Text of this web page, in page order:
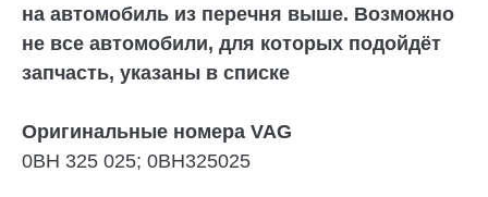
на автомобиль из перечня выше. Возможно
не все автомобили, для которых подойдёт
запчасть, указаны в списке
Оригинальные номера VAG
0BH 325 025; 0BH325025